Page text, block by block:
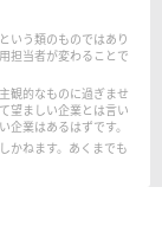
いう類のものではあり
担当者が変わることで
観的なものに過ぎませ
望ましい企業とは言い
業はあるはずです。
かねます。あくまでも